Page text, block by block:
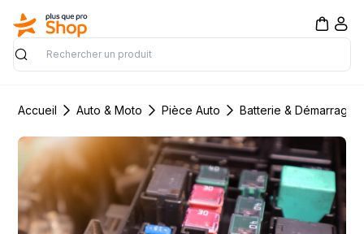
Rechercher
Accueil Auto & Moto Pièce Auto Batterie & Démarrage